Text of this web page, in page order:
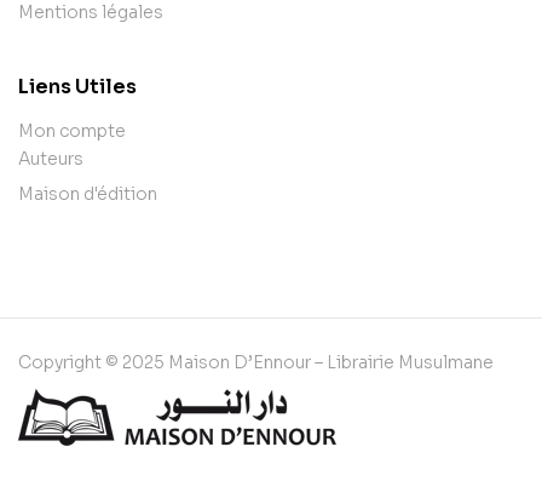
Mentions légales
Liens Utiles
Mon compte
Auteurs
Maison d'édition
Copyright © 2025 Maison D’Ennour – Librairie Musulmane